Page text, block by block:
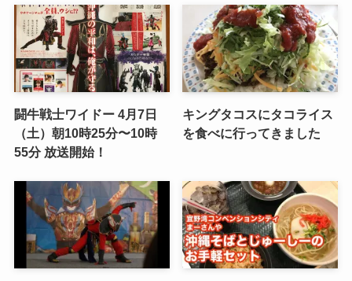
闘牛戦士ワイドー 4月7日
（土）朝10時25分〜10時
55分 放送開始！
キングタコスにタコライス
を食べに行ってきました